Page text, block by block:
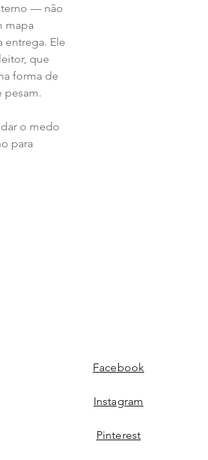
— não
mapa
entrega. Ele
que
forma de
pesam.
o medo
para
Facebook
Instagram
Pinterest